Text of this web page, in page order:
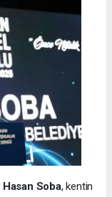
Hasan Soba, kentin